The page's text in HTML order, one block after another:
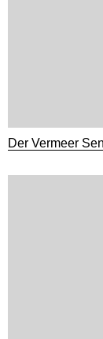
Der Vermeer